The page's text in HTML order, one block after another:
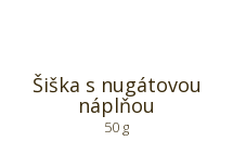
Šiška s nugátovou
náplňou
50 g